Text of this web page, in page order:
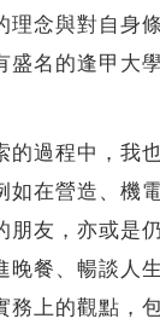
理念與對自身
盛名的逢甲大
過程中，我也
如在營造、機
朋友，亦或是
晚餐、暢談人
務上的觀點，